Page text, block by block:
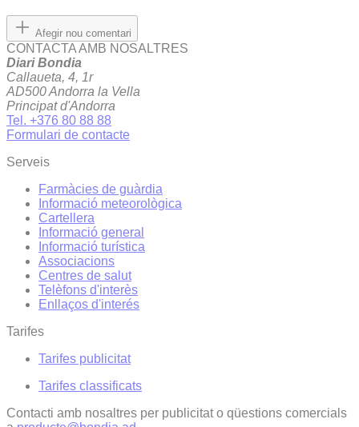
Afegir nou comentari
CONTACTA AMB NOSALTRES
Diari Bondia
Callaueta, 4, 1r
AD500 Andorra la Vella
Principat d'Andorra
Tel. +376 80 88 88
Formulari de contacte
Serveis
Farmàcies de guàrdia
Informació meteorològica
Cartellera
Informació general
Informació turística
Associacions
Centres de salut
Telèfons d'interès
Enllaços d'interés
Tarifes
Tarifes publicitat
Tarifes classificats
Contacti amb nosaltres per publicitat o qüestions comercials